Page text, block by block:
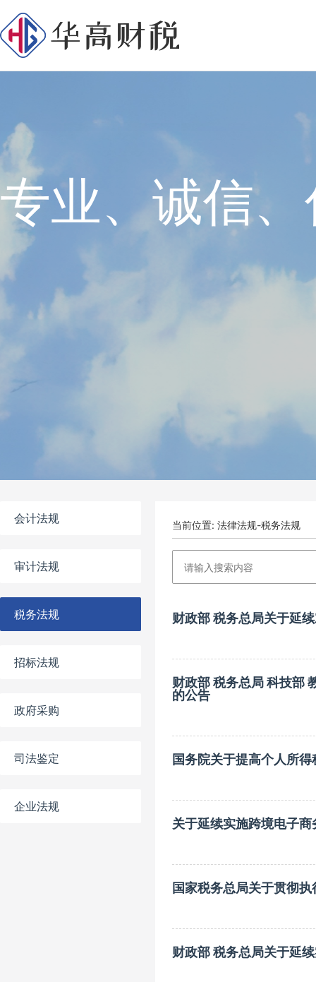
专业、诚信
会计法规
审计法规
税务法规
招标法规
政府采购
司法鉴定
企业法规
当前位置: 法律法规-税务法规
财政部 税务总局关于延
财政部 税务总局 科技部
的公告
国务院关于提高个人所
关于延续实施跨境电子
国家税务总局关于贯彻
财政部 税务总局关于延